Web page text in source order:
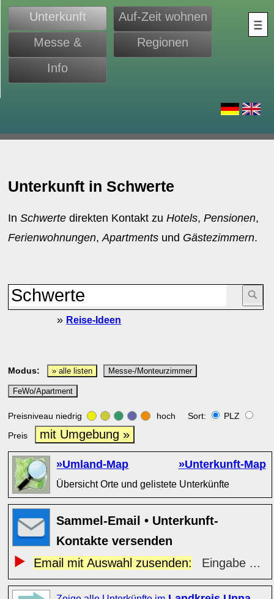
Unterkunft
Auf-Zeit wohnen
Messe &
Monteure
Regionen
Info
Unterkunft in Schwerte
InSchwerte direkten Kontakt zuHotels,Pensionen,
Ferienwohnungen,Apartments und Gästezimmern.
» Reise-Ideen
Modus: » alle listen Messe-/Monteurzimmer
FeWo/Apartment
Preisniveau niedrig hoch Sort:
PLZ
Preis
mit Umgebung »
»Umland-Map »Unterkunft-Map
Übersicht Orte und gelistete Unterkünfte
Sammel-Email • Unterkunft-
Kontakte versenden
Email mit Auswahl zusenden:
Eingabe ...